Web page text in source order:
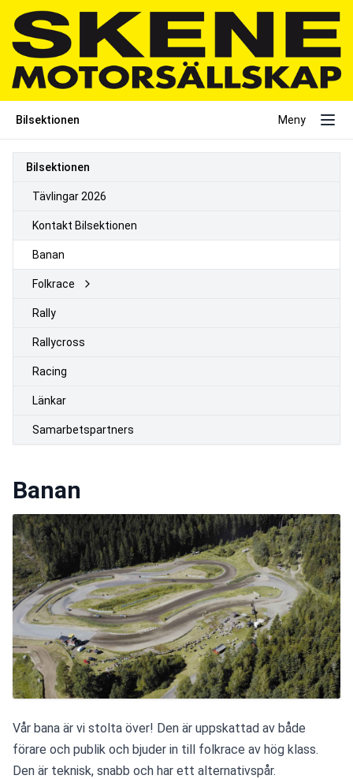
Bilsektionen Meny
Bilsektionen
Tävlingar 2026
Kontakt Bilsektionen
Banan
Folkrace
Rally
Rallycross
Racing
Länkar
Samarbetspartners
Banan
Vår bana är vi stolta över! Den är uppskattad av både
förare och publik och bjuder in till folkrace av hög klass.
Den är teknisk, snabb och har ett alternativspår.